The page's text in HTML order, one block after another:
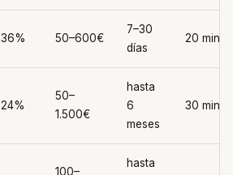
36% 50–600€
7–30
días
20 min
24%
50–
1.500€
hasta
6
meses
30 min
100–
hasta